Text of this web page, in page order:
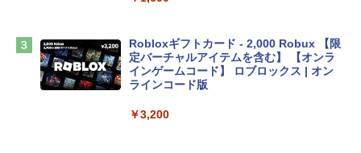
Apple 2026 MacBook Air M5チップ搭載
13インチノートブック：AIとApple Intell
igence、13.6インチLiquid Retinaディ
TB SSDストレージ、12MPセンターフレ
Robloxギフトカード - 2,000 Robux 【限
定バーチャルアイテムを含む】 【オンラ
インゲームコード】 ロブロックス | オン
ラインコード版
￥3,200